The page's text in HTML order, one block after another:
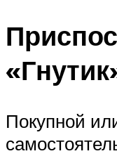
Покупной